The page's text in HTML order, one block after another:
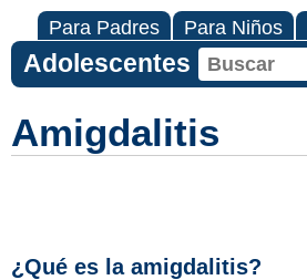
Para Padres Para Niños
Adolescentes
Amigdalitis
¿Qué es la amigdalitis?